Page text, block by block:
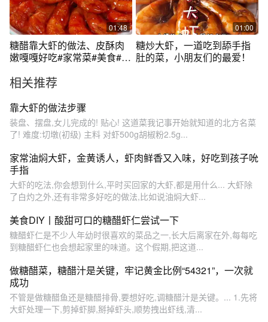
01:48
糖醋靠大虾的做法、皮酥肉
嫩嘎嘎好吃#家常菜#美食#年
01:00
糖炒大虾，一道吃到舔手指
肚的菜，小朋友们的最爱！
相关推荐
靠大虾的做法步骤
装盘、摆盘,女儿完成的! 贴心! 这道菜我记事开始就知道的北方名菜
了! 难度:切墩(初级) 主料 对虾500g胡椒粉2.5g...
家常油焖大虾，金黄诱人，虾肉鲜香又入味，好吃到孩子吮
手指
大虾的吃法,你会想到什么,平时买回家的大虾,都是用什么... 大虾除
了白灼之外,还有非常多好吃的做法,比如说油焖大虾...
美食DIY丨酸甜可口的糖醋虾仁尝试一下
糖醋虾仁是不少人年幼时很喜欢的菜品之一,长大后离家在外,每每吃
到糖醋虾仁也会想起家里的味道。这个假期,把这道...
做糖醋菜，糖醋汁是关键，牢记黄金比例“54321”，一次就
成功
不管是做糖醋鱼还是糖醋排骨,要想好吃,调糖醋汁是关键。... 1.先将
大虾处理一下,剪掉虾脚,掰掉虾头,顺势拽出虾线,清...